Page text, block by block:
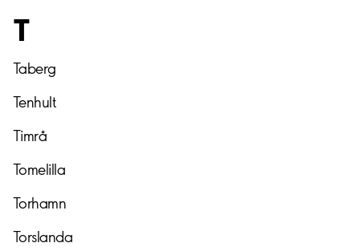
T
Taberg
Tenhult
Timrå
Tomelilla
Torhamn
Torslanda